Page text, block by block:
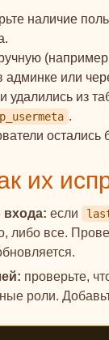
наличие
админке или
удалились из
.
остались
их
входа: если
либо все.
проверьте,
роли.